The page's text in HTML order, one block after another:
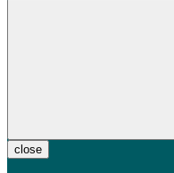
close